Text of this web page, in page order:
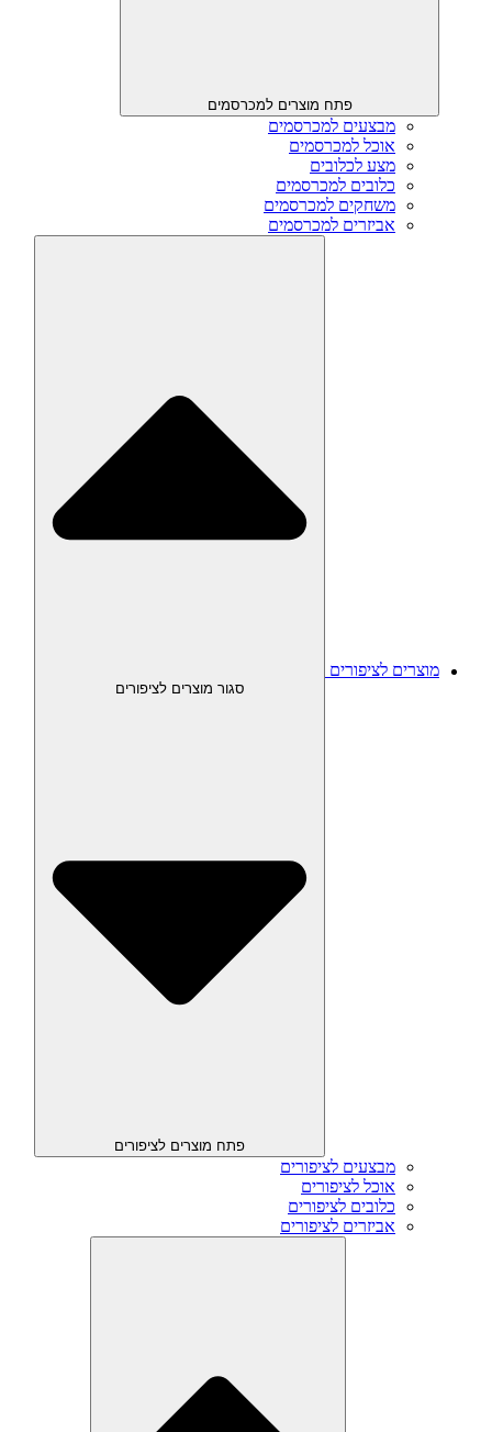
פתח מוצרים למכרסמים
מבצעים למכרסמים
אוכל למכרסמים
מצע לכלובים
כלובים למכרסמים
משחקים למכרסמים
אביזרים למכרסמים
מוצרים לציפורים
סגור מוצרים לציפורים
פתח מוצרים לציפורים
מבצעים לציפורים
אוכל לציפורים
כלובים לציפורים
אביזרים לציפורים